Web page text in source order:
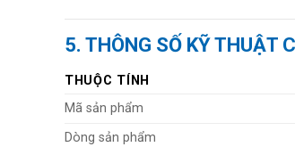
5. THÔNG SỐ KỸ THUẬT
THUỘC TÍNH
Mã sản phẩm
Dòng sản phẩm